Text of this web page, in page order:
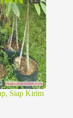
Siap Kirim